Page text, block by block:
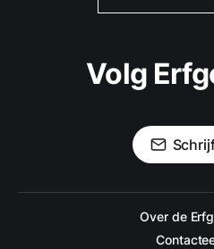
Volg
Over de